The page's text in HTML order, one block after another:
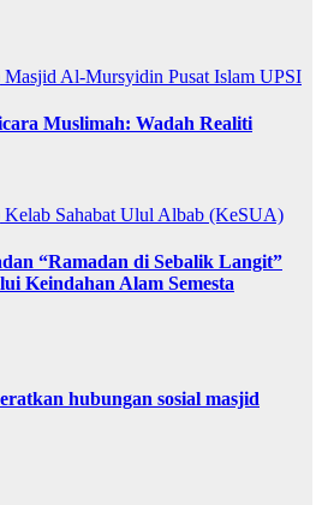
Masjid Al-Mursyidin Pusat Islam UPSI
Muslimah: Wadah Realiti
Kelab Sahabat Ulul Albab (KeSUA)
“Ramadan di Sebalik Langit”
Keindahan Alam Semesta
hubungan sosial masjid